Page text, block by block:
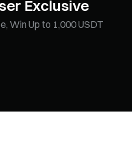
Thursday